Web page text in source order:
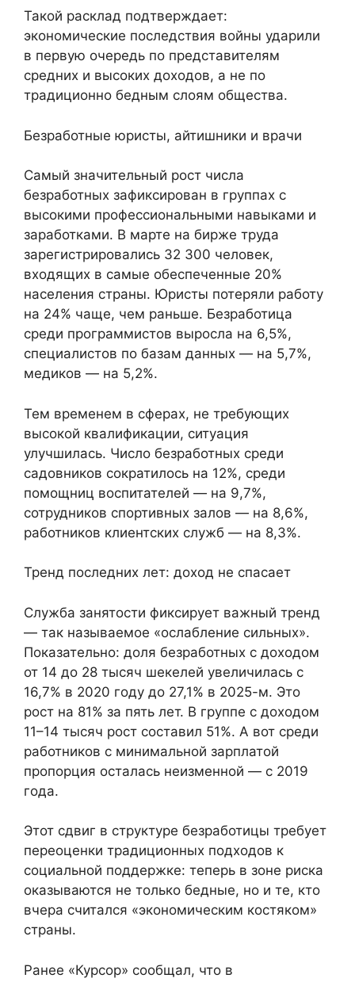
Такой расклад подтверждает:
экономические последствия войны ударили
в первую очередь по представителям
средних и высоких доходов, а не по
традиционно бедным слоям общества.
Безработные юристы, айтишники и врачи
Самый значительный рост числа
безработных зафиксирован в группах с
высокими профессиональными навыками и
заработками. В марте на бирже труда
зарегистрировались 32 300 человек,
входящих в самые обеспеченные 20%
населения страны. Юристы потеряли работу
на 24% чаще, чем раньше. Безработица
среди программистов выросла на 6,5%,
специалистов по базам данных — на 5,7%,
медиков — на 5,2%.
Тем временем в сферах, не требующих
высокой квалификации, ситуация
улучшилась. Число безработных среди
садовников сократилось на 12%, среди
помощниц воспитателей — на 9,7%,
сотрудников спортивных залов — на 8,6%,
работников клиентских служб — на 8,3%.
Тренд последних лет: доход не спасает
Служба занятости фиксирует важный тренд
— так называемое «ослабление сильных».
Показательно: доля безработных с доходом
от 14 до 28 тысяч шекелей увеличилась с
16,7% в 2020 году до 27,1% в 2025-м. Это
рост на 81% за пять лет. В группе с доходом
11–14 тысяч рост составил 51%. А вот среди
работников с минимальной зарплатой
пропорция осталась неизменной — с 2019
года.
Этот сдвиг в структуре безработицы требует
переоценки традиционных подходов к
социальной поддержке: теперь в зоне риска
оказываются не только бедные, но и те, кто
вчера считался «экономическим костяком»
страны.
Ранее «Курсор» сообщал, что в